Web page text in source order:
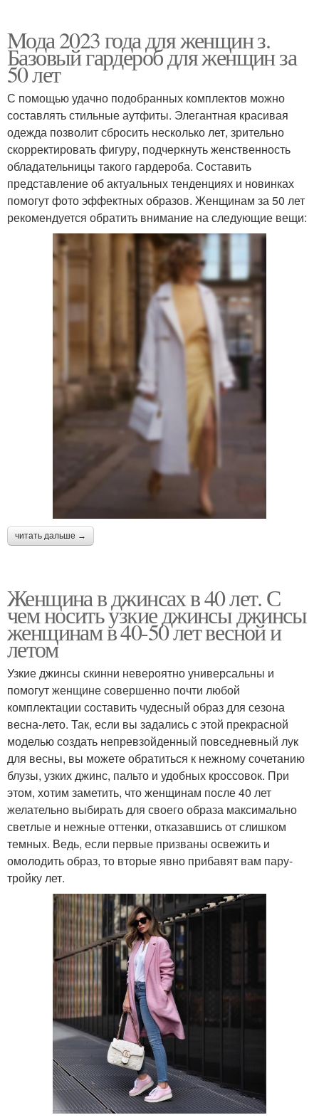
Mода 2023 года для женщин з.
Базовый гардероб для женщин за
50 лет
С помощью удачно подобранных комплектов можно
составлять стильные аутфиты. Элегантная красивая
одежда позволит сбросить несколько лет, зрительно
скорректировать фигуру, подчеркнуть женственность
обладательницы такого гардероба. Составить
представление об актуальных тенденциях и новинках
помогут фото эффектных образов. Женщинам за 50 лет
рекомендуется обратить внимание на следующие вещи:
читать дальше →
Женщина в джинсах в 40 лет. С
чем носить узкие джинсы джинсы
женщинам в 40-50 лет весной и
летом
Узкие джинсы скинни невероятно универсальны и
помогут женщине совершенно почти любой
комплектации составить чудесный образ для сезона
весна-лето. Так, если вы задались с этой прекрасной
моделью создать непревзойденный повседневный лук
для весны, вы можете обратиться к нежному сочетанию
блузы, узких джинс, пальто и удобных кроссовок. При
этом, хотим заметить, что женщинам после 40 лет
желательно выбирать для своего образа максимально
светлые и нежные оттенки, отказавшись от слишком
темных. Ведь, если первые призваны освежить и
омолодить образ, то вторые явно прибавят вам пару-
тройку лет.